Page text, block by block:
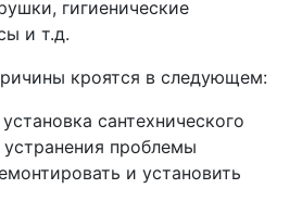
гигиенические
и т.д.
кроятся в следующем:
сантехнического
устранения проблемы
и установить